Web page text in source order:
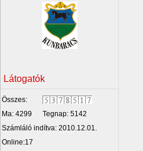
Látogatók
Összes:
Ma: 4299
Tegnap: 5142
Számláló indítva: 2010.12.01.
Online:17